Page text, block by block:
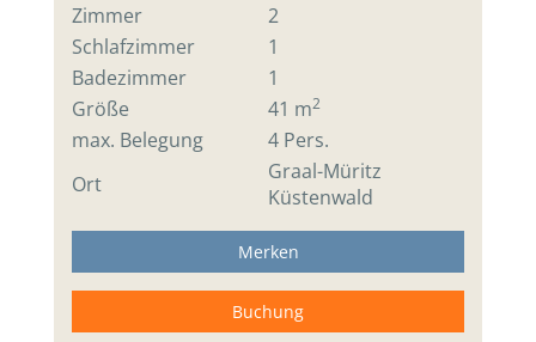
Zimmer
2
Schlafzimmer
1
Badezimmer
1
Größe
41 m2
max. Belegung
4 Pers.
Ort
Graal-Müritz
Küstenwald
Merken
Buchung